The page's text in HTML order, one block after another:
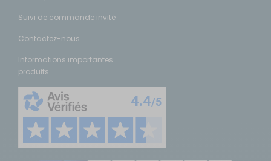
Suivi de commande invité
Contactez-nous
Informations importantes
produits